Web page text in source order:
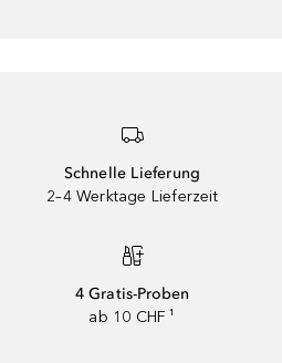
Schnelle Lieferung
2–4 Werktage Lieferzeit
4 Gratis-Proben
ab 10 CHF ¹